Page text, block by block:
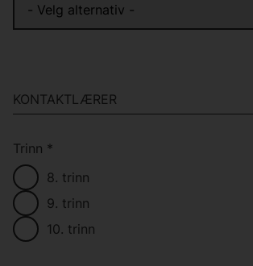
KONTAKTLÆRER
Trinn *
8. trinn
9. trinn
10. trinn